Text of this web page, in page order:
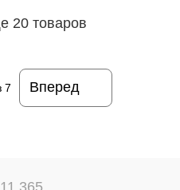
20 товаров
7 Вперед
365